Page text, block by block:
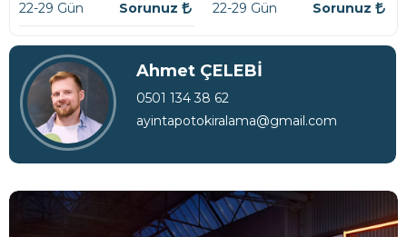
22-29 Gün Sorunuz 22-29 Gün Sorunuz
Ahmet ÇELEBİ
0501 134 38 62
ayintapotokiralama@gmail.com